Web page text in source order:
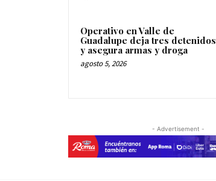
Operativo en Valle de
Guadalupe deja tres detenidos
y asegura armas y droga
agosto 5, 2026
- Advertisement -